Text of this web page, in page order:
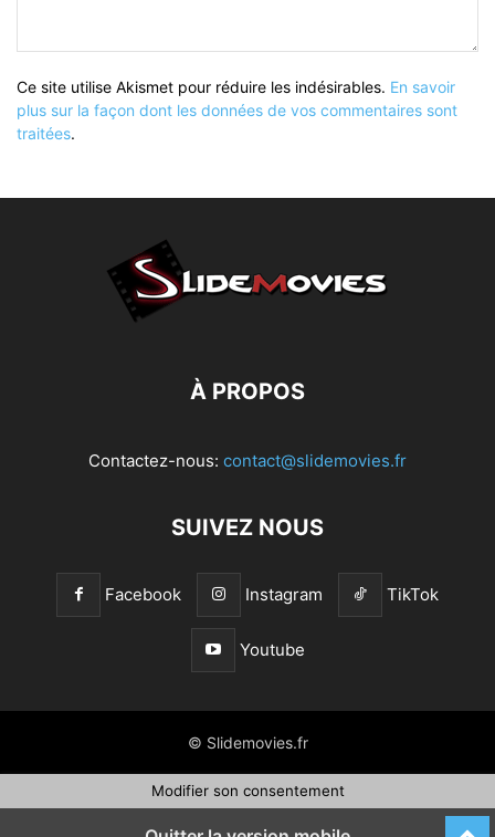
Ce site utilise Akismet pour réduire les indésirables. En savoir
plus sur la façon dont les données de vos commentaires sont
traitées.
À PROPOS
Contactez-nous: contact@slidemovies.fr
SUIVEZ NOUS
Facebook Instagram TikTok
Youtube
© Slidemovies.fr
Modifier son consentement